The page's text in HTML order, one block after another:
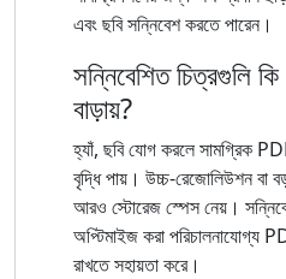
এবং ছবি সন্নিবেশ করতে পারেন।
সন্নিবেশিত চিত্রগুলি
বাড়ায়?
হ্যাঁ, ছবি যোগ করলে সামগ্রিক
বৃদ্ধি পায়। উচ্চ-রেজোলিউশন বা
আরও স্টোরেজ স্পেস নেয়।
অপ্টিমাইজ করা পরিচালনাযোগ্য
রাখতে সহায়তা করে।